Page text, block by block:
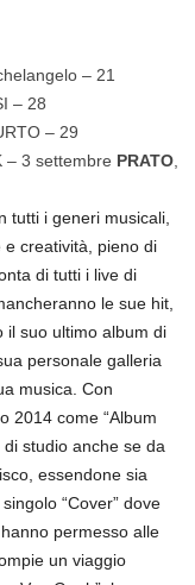
– 21
– 28
– 29
– 3 settembre PRATO
tutti i generi musicali,
e creatività, pieno di
di tutti i live di
le sue hit,
il suo ultimo album di
personale galleria
musica. Con
2014 come “Album
di studio anche se da
essendone sia
“Cover” dove
permesso alle
un viaggio